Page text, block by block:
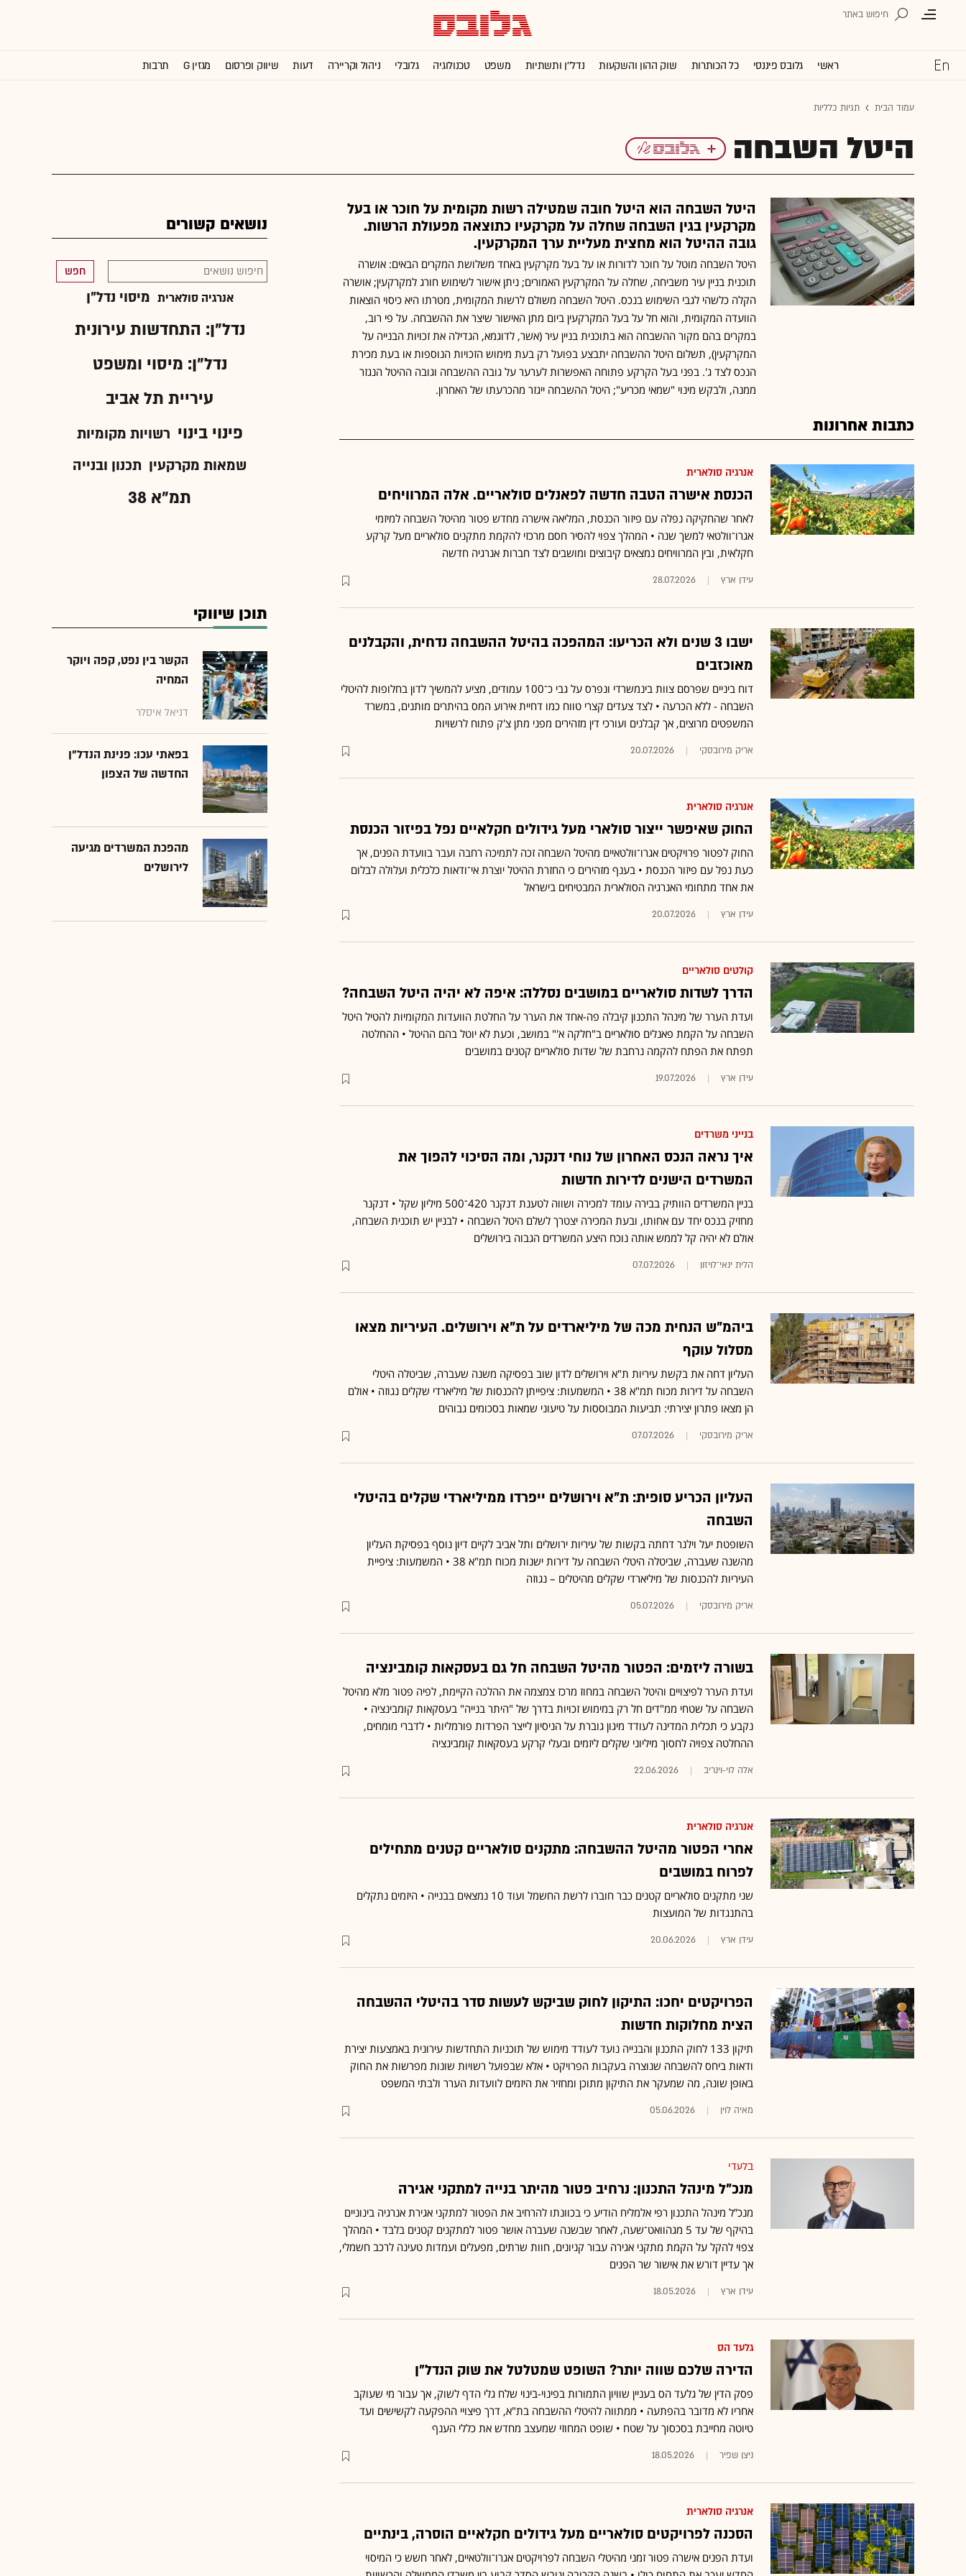
ראשי גלובס פיננסי כל הכותרות שוק ההון והשקעות נדל''ן ותשתיות משפט טכנולוגיה גלובלי ניהול וקריירה דעות שיווק ופרסום מגזין G תרבות
עמוד הבית תגיות כלליות
היטל השבחה
היטל השבחה הוא היטל חובה שמטילה רשות מקומית על חוכר או בעל
מקרקעין בגין השבחה שחלה על מקרקעיו כתוצאה מפעולת הרשות.
גובה ההיטל הוא מחצית מעליית ערך המקרקעין.
היטל השבחה מוטל על חוכר לדורות או על בעל מקרקעין באחד משלושת המקרים הבאים: אושרה
תוכנית בניין עיר משביחה, שחלה על המקרקעין האמורים; ניתן אישור לשימוש חורג למקרקעין; אושרה
הקלה כלשהי לגבי השימוש בנכס. היטל השבחה משולם לרשות המקומית, מטרתו היא כיסוי הוצאות
הוועדה המקומית, והוא חל על בעל המקרקעין ביום מתן האישור שיצר את ההשבחה. על פי רוב,
במקרים בהם מקור ההשבחה הוא בתוכנית בניין עיר (אשר, לדוגמא, הגדילה את זכויות הבנייה על
המקרקעין), תשלום היטל ההשבחה יתבצע בפועל רק בעת מימוש הזכויות הנוספות או בעת מכירת
הנכס לצד ג'. בפני בעל הקרקע פתוחה האפשרות לערער על גובה ההשבחה וגובה ההיטל הנגזר
ממנה, ולבקש מינוי "שמאי מכריע"; היטל ההשבחה ייגזר מהכרעתו של האחרון.
כתבות אחרונות
אנרגיה סולארית
הכנסת אישרה הטבה חדשה לפאנלים סולאריים. אלה המרוויחים
לאחר שהחקיקה נפלה עם פיזור הכנסת, המליאה אישרה מחדש פטור מהיטל השבחה למיזמי
אגרו־וולטאי למשך שנה • המהלך צפוי להסיר חסם מרכזי להקמת מתקנים סולאריים מעל קרקע
חקלאית, ובין המרוויחים נמצאים קיבוצים ומושבים לצד חברות אנרגיה חדשה
עידן ארץ 28.07.2026
ישבו 3 שנים ולא הכריעו: המהפכה בהיטל ההשבחה נדחית, והקבלנים
מאוכזבים
דוח ביניים שפרסם צוות בינמשרדי ונפרס על גבי כ־100 עמודים, מציע להמשיך לדון בחלופות להיטלי
השבחה - ללא הכרעה • לצד צעדים קצרי טווח כמו דחיית אירוע המס בהיתרים מותנים, במשרד
המשפטים מרוצים, אך קבלנים ועורכי דין מזהירים מפני מתן צ'ק פתוח לרשויות
אריק מירובסקי 20.07.2026
אנרגיה סולארית
החוק שאיפשר ייצור סולארי מעל גידולים חקלאיים נפל בפיזור הכנסת
החוק לפטור פרויקטים אגרו־וולטאיים מהיטל השבחה זכה לתמיכה רחבה ועבר בוועדת הפנים, אך
כעת נפל עם פיזור הכנסת • בענף מזהירים כי החזרת ההיטל יוצרת אי־ודאות כלכלית ועלולה לבלום
את אחד מתחומי האנרגיה הסולארית המבטיחים בישראל
עידן ארץ 20.07.2026
קולטים סולאריים
הדרך לשדות סולאריים במושבים נסללה: איפה לא יהיה היטל השבחה?
ועדת הערר של מינהל התכנון קיבלה פה-אחד את הערר על החלטת הוועדות המקומיות להטיל היטל
השבחה על הקמת פאנלים סולאריים ב"חלקה א'" במושב, וכעת לא יוטל בהם ההיטל • ההחלטה
תפתח את הפתח להקמה נרחבת של שדות סולאריים קטנים במושבים
עידן ארץ 19.07.2026
בנייני משרדים
איך נראה הנכס האחרון של נוחי דנקנר, ומה הסיכוי להפוך את
המשרדים הישנים לדירות חדשות
בניין המשרדים הוותיק בבירה עומד למכירה ושווה לטענת דנקנר 420־500 מיליון שקל • דנקנר
מחזיק בנכס יחד עם אחותו, ובעת המכירה יצטרך לשלם היטל השבחה • לבניין יש תוכנית השבחה,
אולם לא יהיה קל לממש אותה נוכח היצע המשרדים הגבוה בירושלים
הלית ינאי־לויזון 07.07.2026
ביהמ"ש הנחית מכה של מיליארדים על ת"א וירושלים. העיריות מצאו
מסלול עוקף
העליון דחה את בקשת עיריות ת"א וירושלים לדון שוב בפסיקה משנה שעברה, שביטלה היטלי
השבחה על דירות מכוח תמ"א 38 • המשמעות: ציפייתן להכנסות של מיליארדי שקלים נגוזה • אולם
הן מצאו פתרון יצירתי: תביעות המבוססות על טיעוני שמאות בסכומים גבוהים
אריק מירובסקי 07.07.2026
העליון הכריע סופית: ת"א וירושלים ייפרדו ממיליארדי שקלים בהיטלי
השבחה
השופטת יעל וילנר דחתה בקשות של עיריות ירושלים ותל אביב לקיים דיון נוסף בפסיקת העליון
מהשנה שעברה, שביטלה היטלי השבחה על דירות ישנות מכוח תמ"א 38 • המשמעות: ציפיית
העיריות להכנסות של מיליארדי שקלים מהיטלים – נגוזה
אריק מירובסקי 05.07.2026
בשורה ליזמים: הפטור מהיטל השבחה חל גם בעסקאות קומבינציה
ועדת הערר לפיצויים והיטל השבחה במחוז מרכז צמצמה את ההלכה הקיימת, לפיה פטור מלא מהיטל
השבחה על שטחי ממ"דים חל רק במימוש זכויות בדרך של "היתר בנייה" בעסקאות קומבינציה •
נקבע כי תכלית המדינה לעודד מיגון גוברת על הניסיון לייצר הפרדות פורמליות • לדברי מומחים,
ההחלטה צפויה לחסוך מיליוני שקלים ליזמים ובעלי קרקע בעסקאות קומבינציה
אלה לוי-וינריב 22.06.2026
אנרגיה סולארית
אחרי הפטור מהיטל ההשבחה: מתקנים סולאריים קטנים מתחילים
לפרוח במושבים
שני מתקנים סולאריים קטנים כבר חוברו לרשת החשמל ועוד 10 נמצאים בבנייה • היזמים נתקלים
בהתנגדות של המועצות
עידן ארץ 20.06.2026
הפרויקטים יחכו: התיקון לחוק שביקש לעשות סדר בהיטלי ההשבחה
הצית מחלוקות חדשות
תיקון 133 לחוק התכנון והבנייה נועד לעודד מימוש של תוכניות התחדשות עירונית באמצעות יצירת
ודאות ביחס להשבחה שנוצרה בעקבות הפרויקט • אלא שבפועל רשויות שונות מפרשות את החוק
באופן שונה, מה שמעקר את התיקון מתוכן ומחזיר את היזמים לוועדות הערר ולבתי המשפט
מאיה לוין 05.06.2026
בלעדי
מנכ"ל מינהל התכנון: נרחיב פטור מהיתר בנייה למתקני אגירה
מנכ”ל מינהל התכנון רפי אלמליח הודיע כי בכוונתו להרחיב את הפטור למתקני אגירת אנרגיה בינוניים
בהיקף של עד 5 מגהוואט־שעה, לאחר שבשנה שעברה אושר פטור למתקנים קטנים בלבד • המהלך
צפוי להקל על הקמת מתקני אגירה עבור קניונים, חוות שרתים, מפעלים ועמדות טעינה לרכב חשמלי,
אך עדיין דורש את אישור שר הפנים
עידן ארץ 18.05.2026
גלעד הס
הדירה שלכם שווה יותר? השופט שמטלטל את שוק הנדל״ן
פסק הדין של גלעד הס בעניין שוויון התמורות בפינוי-בינוי שלח גלי הדף לשוק, אך עבור מי שעוקב
אחריו לא מדובר בהפתעה • ממתווה להיטלי ההשבחה בת"א, דרך פיצויי ההפקעה לקשישים ועד
טיוטה מחייבת בסכסוך על שטח • שופט המחוזי שמעצב מחדש את כללי הענף
ניצן שפיר 18.05.2026
אנרגיה סולארית
הסכנה לפרויקטים סולאריים מעל גידולים חקלאיים הוסרה, בינתיים
ועדת הפנים אישרה פטור זמני מהיטלי השבחה לפרויקטים אגרו־וולטאיים, לאחר חשש כי המיסוי
נושאים קשורים
חפש
אנרגיה סולארית מיסוי נדל"ן
נדל"ן: התחדשות עירונית
נדל"ן: מיסוי ומשפט
עיריית תל אביב
פינוי בינוי רשויות מקומיות
שמאות מקרקעין תכנון ובנייה
תמ"א 38
תוכן שיווקי
הקשר בין נפט, קפה ויוקר
המחיה
דניאל איסלר
בפאתי עכו: פנינת הנדל"ן
החדשה של הצפון
מהפכת המשרדים מגיעה
לירושלים